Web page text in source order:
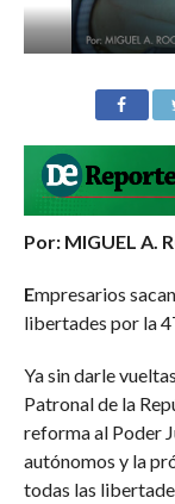
Por: MIGUEL A.
Empresarios
libertades por la
Ya sin darle
Patronal de la
reforma al Poder
autónomos y la
todas las